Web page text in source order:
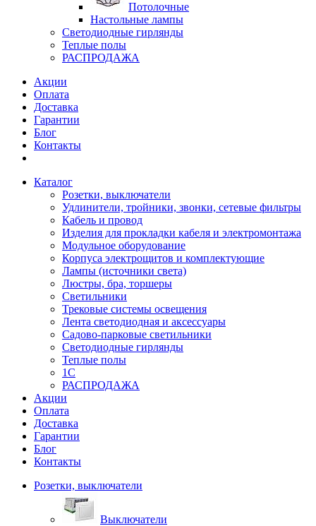
Потолочные
Настольные лампы
Светодиодные гирлянды
Теплые полы
РАСПРОДАЖА
Акции
Оплата
Доставка
Гарантии
Блог
Контакты
Каталог
Розетки, выключатели
Удлинители, тройники, звонки, сетевые фильтры
Кабель и провод
Изделия для прокладки кабеля и электромонтажа
Модульное оборудование
Корпуса электрощитов и комплектующие
Лампы (источники света)
Люстры, бра, торшеры
Светильники
Трековые системы освещения
Лента светодиодная и аксессуары
Садово-парковые светильники
Светодиодные гирлянды
Теплые полы
1С
РАСПРОДАЖА
Акции
Оплата
Доставка
Гарантии
Блог
Контакты
Розетки, выключатели
Выключатели